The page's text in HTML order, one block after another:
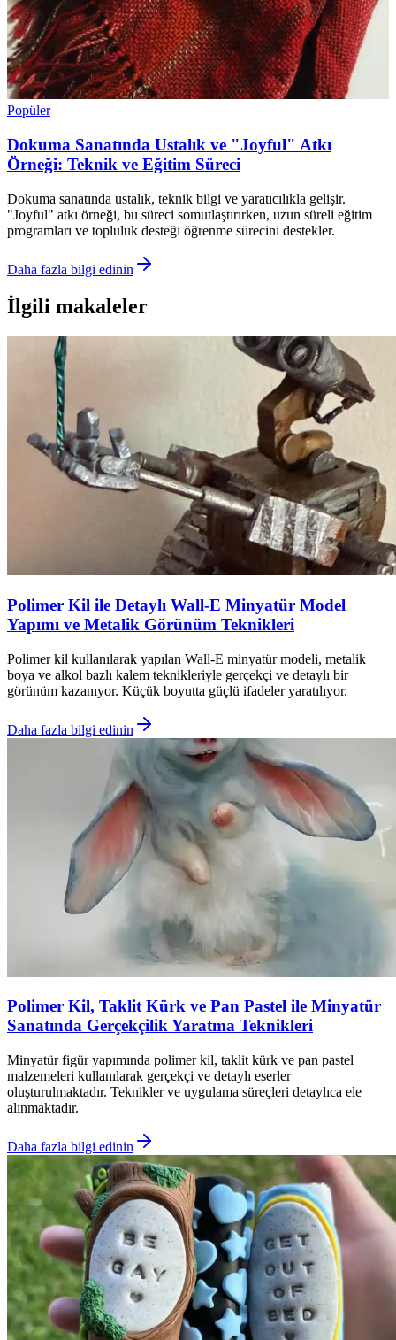
Popüler
Dokuma Sanatında Ustalık ve "Joyful" Atkı
Örneği: Teknik ve Eğitim Süreci
Dokuma sanatında ustalık, teknik bilgi ve yaratıcılıkla gelişir.
"Joyful" atkı örneği, bu süreci somutlaştırırken, uzun süreli eğitim
programları ve topluluk desteği öğrenme sürecini destekler.
Daha fazla bilgi edinin
İlgili makaleler
Polimer Kil ile Detaylı Wall-E Minyatür Model
Yapımı ve Metalik Görünüm Teknikleri
Polimer kil kullanılarak yapılan Wall-E minyatür modeli, metalik
boya ve alkol bazlı kalem teknikleriyle gerçekçi ve detaylı bir
görünüm kazanıyor. Küçük boyutta güçlü ifadeler yaratılıyor.
Daha fazla bilgi edinin
Polimer Kil, Taklit Kürk ve Pan Pastel ile Minyatür
Sanatında Gerçekçilik Yaratma Teknikleri
Minyatür figür yapımında polimer kil, taklit kürk ve pan pastel
malzemeleri kullanılarak gerçekçi ve detaylı eserler
oluşturulmaktadır. Teknikler ve uygulama süreçleri detaylıca ele
alınmaktadır.
Daha fazla bilgi edinin